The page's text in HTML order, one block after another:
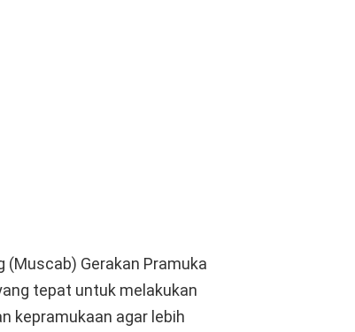
Gerakan Pramuka
tepat untuk melakukan
kepramukaan agar lebih